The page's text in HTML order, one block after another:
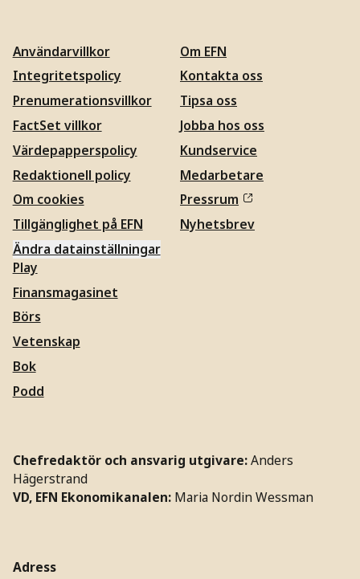
Användarvillkor
Integritetspolicy
Prenumerationsvillkor
FactSet villkor
Värdepapperspolicy
Redaktionell policy
Om cookies
Tillgänglighet på EFN
Ändra datainställningar
Om EFN
Kontakta oss
Tipsa oss
Jobba hos oss
Kundservice
Medarbetare
Pressrum
Nyhetsbrev
Play
Finansmagasinet
Börs
Vetenskap
Bok
Podd
Chefredaktör och ansvarig utgivare: Anders
Hägerstrand
VD, EFN Ekonomikanalen: Maria Nordin Wessman
Adress